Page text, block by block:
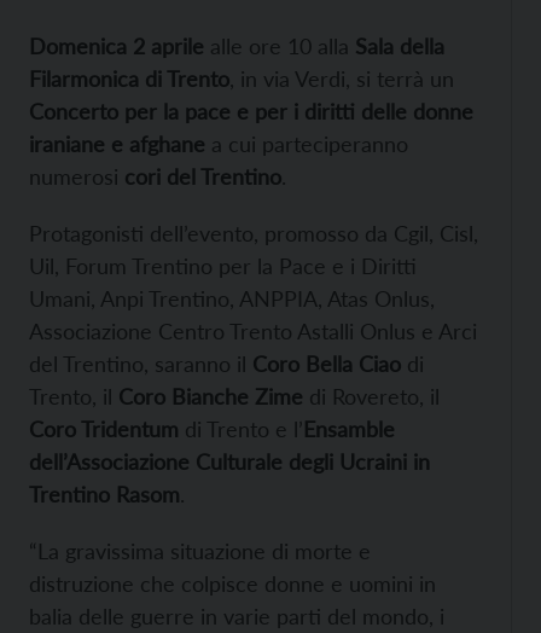
Domenica 2 aprile alle ore 10 alla Sala della
Filarmonica di Trento , in via Verdi, si terrà un
Concerto per la pace e per i diritti delle donne
iraniane e afghane a cui parteciperanno
numerosi cori del Trentino.
Protagonisti dell’evento, promosso da Cgil, Cisl,
Uil, Forum Trentino per la Pace e i Diritti
Umani, Anpi Trentino, ANPPIA, Atas Onlus,
Associazione Centro Trento Astalli Onlus e Arci
del Trentino, saranno il Coro Bella Ciao di
Trento, il Coro Bianche Zime di Rovereto, il
Coro Tridentum di Trento e l’Ensamble
dell’Associazione Culturale degli Ucraini in
Trentino Rasom.
“La gravissima situazione di morte e
distruzione che colpisce donne e uomini in
balia delle guerre in varie parti del mondo, i